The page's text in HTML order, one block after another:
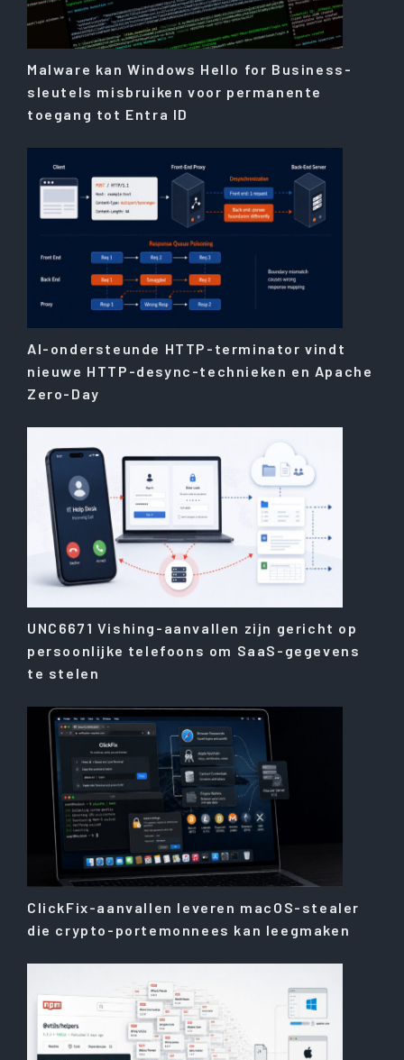
Malware kan Windows Hello for Business-
sleutels misbruiken voor permanente
toegang tot Entra ID
AI-ondersteunde HTTP-terminator vindt
nieuwe HTTP-desync-technieken en Apache
Zero-Day
UNC6671 Vishing-aanvallen zijn gericht op
persoonlijke telefoons om SaaS-gegevens
te stelen
ClickFix-aanvallen leveren macOS-stealer
die crypto-portemonnees kan leegmaken